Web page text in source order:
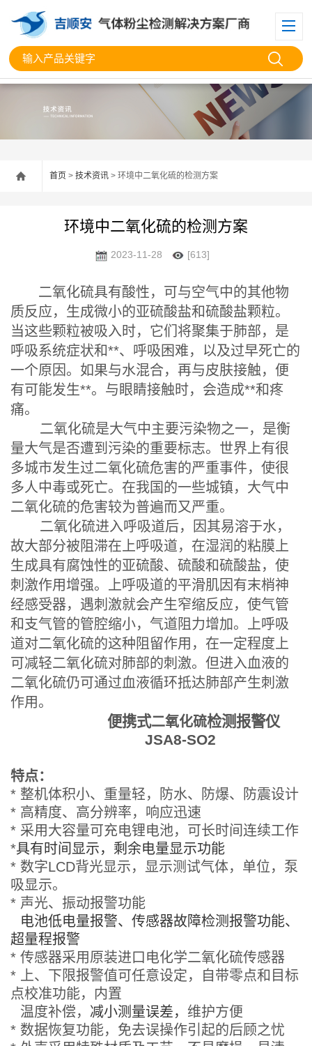
首页 > 技术资讯 > 环境中二氧化硫的检测方案
环境中二氧化硫的检测方案
2023-11-28 [613]
二氧化硫具有酸性，可与空气中的其他物
质反应，生成微小的亚硫酸盐和硫酸盐颗粒。
当这些颗粒被吸入时，它们将聚集于肺部，是
呼吸系统症状和**、呼吸困难，以及过早死亡的
一个原因。如果与水混合，再与皮肤接触，便
有可能发生**。与眼睛接触时，会造成**和疼
痛。
二氧化硫是大气中主要污染物之一，是衡
量大气是否遭到污染的重要标志。世界上有很
多城市发生过二氧化硫危害的严重事件，使很
多人中毒或死亡。在我国的一些城镇，大气中
二氧化硫的危害较为普遍而又严重。
二氧化硫进入呼吸道后，因其易溶于水，
故大部分被阻滞在上呼吸道，在湿润的粘膜上
生成具有腐蚀性的亚硫酸、硫酸和硫酸盐，使
刺激作用增强。上呼吸道的平滑肌因有末梢神
经感受器，遇刺激就会产生窄缩反应，使气管
和支气管的管腔缩小，气道阻力增加。上呼吸
道对二氧化硫的这种阻留作用，在一定程度上
可减轻二氧化硫对肺部的刺激。但进入血液的
二氧化硫仍可通过血液循环抵达肺部产生刺激
作用。
便携式二氧化硫检测报警仪
JSA8-SO2
特点：
* 整机体积小、重量轻，防水、防爆、防震设计
* 高精度、高分辨率，响应迅速
* 采用大容量可充电锂电池，可长时间连续工作
*具有时间显示，剩余电量显示功能
* 数字LCD背光显示，显示测试气体，单位，泵
吸显示。
* 声光、振动报警功能
电池低电量报警、传感器故障检测报警功能、
超量程报警
* 传感器采用原装进口电化学二氧化硫传感器
* 上、下限报警值可任意设定，自带零点和目标
点校准功能，内置
温度补偿， 减小测量误差， 维护方便
* 数据恢复功能，免去误操作引起的后顾之忧